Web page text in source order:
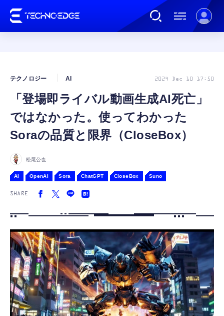
AI
ガジェット
カルチャー
FOLLOW US
「登場即ライバル動画生成AI死亡」
ではなかった。使ってわかった
Soraの品質と限界（CloseBox）
テクノロジー AI 2024 Dec 10 17:50
松尾公也
AI OpenAI Sora ChatGPT CloseBox Suno
SHARE